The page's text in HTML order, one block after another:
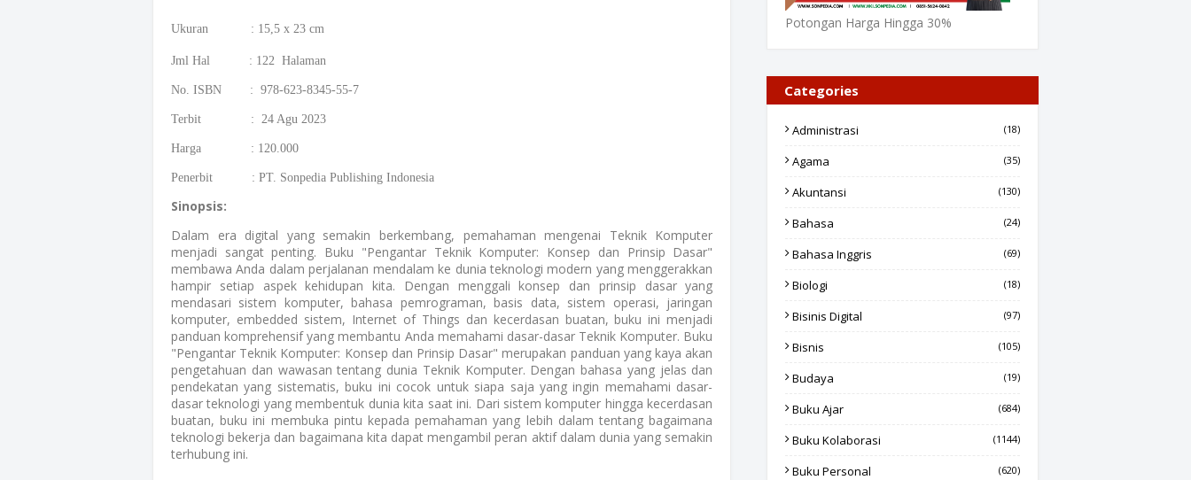
Ukuran : 15,5 x 23 cm
Jml Hal : 122 Halaman
No. ISBN : 978-623-8345-55-7
Terbit : 24 Agu 2023
Harga : 120.000
Penerbit : PT. Sonpedia Publishing Indonesia
Sinopsis:
Dalam era digital yang semakin berkembang, pemahaman mengenai Teknik Komputer
menjadi sangat penting. Buku "Pengantar Teknik Komputer: Konsep dan Prinsip Dasar"
membawa Anda dalam perjalanan mendalam ke dunia teknologi modern yang menggerakkan
hampir setiap aspek kehidupan kita. Dengan menggali konsep dan prinsip dasar yang
mendasari sistem komputer, bahasa pemrograman, basis data, sistem operasi, jaringan
komputer, embedded sistem, Internet of Things dan kecerdasan buatan, buku ini menjadi
panduan komprehensif yang membantu Anda memahami dasar-dasar Teknik Komputer. Buku
"Pengantar Teknik Komputer: Konsep dan Prinsip Dasar" merupakan panduan yang kaya akan
pengetahuan dan wawasan tentang dunia Teknik Komputer. Dengan bahasa yang jelas dan
pendekatan yang sistematis, buku ini cocok untuk siapa saja yang ingin memahami dasar-
dasar teknologi yang membentuk dunia kita saat ini. Dari sistem komputer hingga kecerdasan
buatan, buku ini membuka pintu kepada pemahaman yang lebih dalam tentang bagaimana
teknologi bekerja dan bagaimana kita dapat mengambil peran aktif dalam dunia yang semakin
terhubung ini.
Potongan Harga Hingga 30%
Categories
Administrasi (18)
Agama (35)
Akuntansi (130)
Bahasa (24)
Bahasa Inggris (69)
Biologi (18)
Bisinis Digital (97)
Bisnis (105)
Budaya (19)
Buku Ajar (684)
Buku Kolaborasi (1144)
Buku Personal (620)